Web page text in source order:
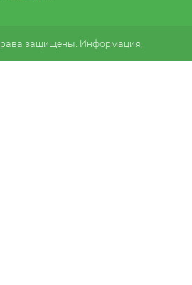
защищены. Информация,